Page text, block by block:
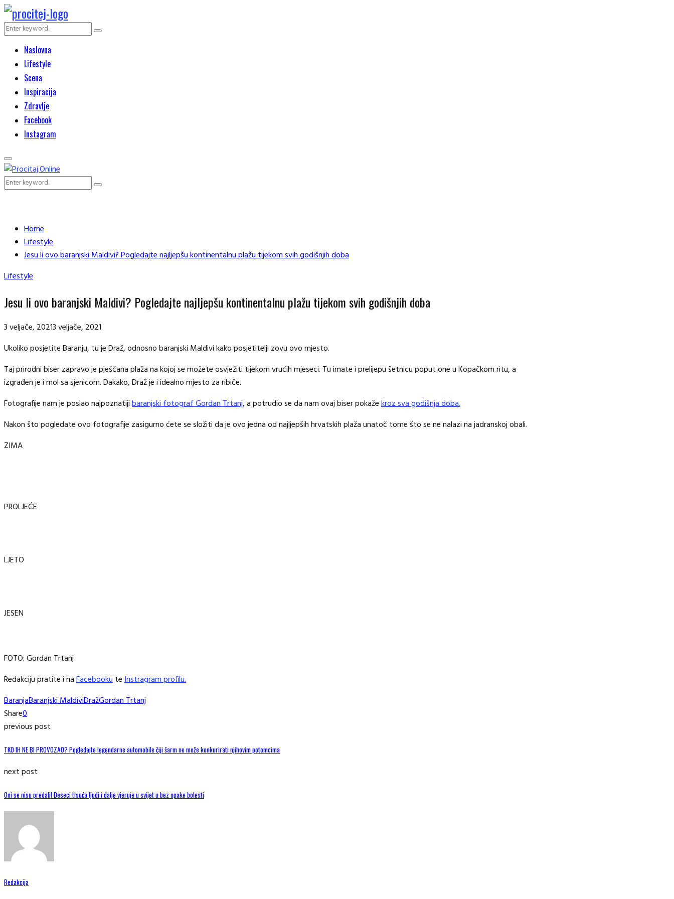
Search
Search
Naslovna
Lifestyle
Scena
Inspiracija
Zdravlje
Facebook
Instagram
Primary
Menu
Search
Search
Home
Lifestyle
Jesu li ovo baranjski Maldivi? Pogledajte najljepšu kontinentalnu plažu tijekom svih godišnjih doba
Lifestyle
Jesu li ovo baranjski Maldivi? Pogledajte najljepšu kontinentalnu plažu tijekom svih godišnjih doba
3 veljače, 20213 veljače, 2021
Ukoliko posjetite Baranju, tu je Draž, odnosno baranjski Maldivi kako posjetitelji zovu ovo mjesto.
Taj prirodni biser zapravo je pješčana plaža na kojoj se možete osvježiti tijekom vrućih mjeseci. Tu imate i prelijepu šetnicu poput one u Kopačkom ritu, a
izgrađen je i mol sa sjenicom. Dakako, Draž je i idealno mjesto za ribiče.
Fotografije nam je poslao najpoznatijibaranjski fotograf Gordan Trtanj, a potrudio se da nam ovaj biser pokažekroz sva godišnja doba.
Nakon što pogledate ovo fotografije zasigurno ćete se složiti da je ovo jedna od najljepših hrvatskih plaža unatoč tome što se ne nalazi na jadranskoj obali.
ZIMA
PROLJEĆE
LJETO
JESEN
FOTO: Gordan Trtanj
Redakciju pratite i naFacebookuteInstragram profilu.
BaranjaBaranjski MaldiviDražGordan Trtanj
Share0
previous post
TKO IH NE BI PROVOZAO? Pogledajte legendarne automobile čiji šarm ne može konkurirati njihovim potomcima
next post
Oni se nisu predali! Deseci tisuća ljudi i dalje vjeruje u svijet u bez opake bolesti
Redakcija